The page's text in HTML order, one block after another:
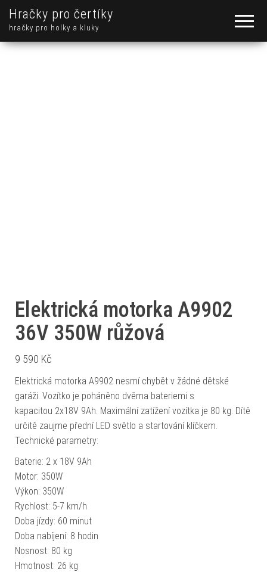
Hračky pro čertíky
hračky pro holky a kluky
Elektrická motorka A9902
36V 350W růžová
9 590 Kč
Elektrická motorka A9902 nesmí chybět v žádné dětské
garáži. Vozítko je poháněno dvěma bateriemi s
kapacitou 2x18V 9Ah. Maximální zatížení vozítka je 80 kg. Dítě
určitě zaujme přední LED světlo a startování klíčkem.
Technické parametry:
Baterie: 2 x 18V 9Ah
Motor: 350W
Výkon: 350W
Rychlost: 5-7 km/h
Doba jízdy: 60 minut
Doba nabíjení: 8 hodin
Nosnost: 80 kg
Hmotnost: 26 kg